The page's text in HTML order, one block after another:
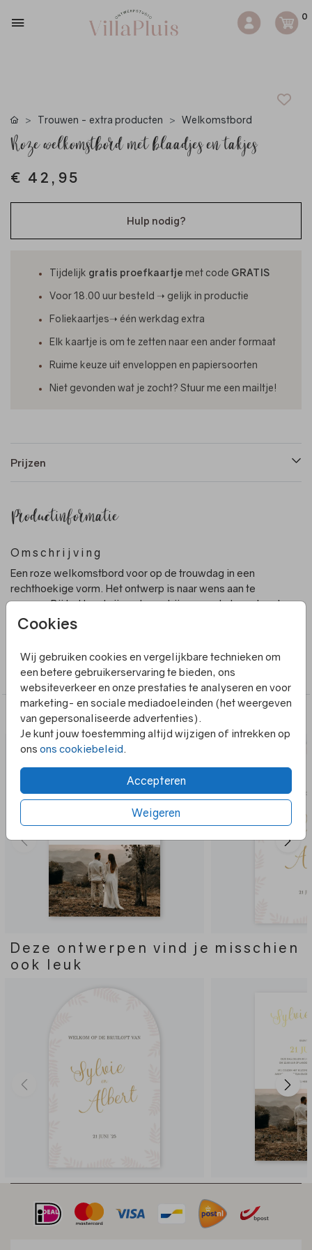
0
Cookies
Wij gebruiken cookies en vergelijkbare technieken om
een betere gebruikerservaring te bieden, ons
websiteverkeer en onze prestaties te analyseren en voor
marketing- en sociale mediadoeleinden (het weergeven
van gepersonaliseerde advertenties).
Je kunt jouw toestemming altijd wijzigen of intrekken op
ons ons cookiebeleid.
Accepteren
Weigeren
Trouwen - extra producten Welkomstbord
Roze welkomstbord met blaadjes en takjes
€ 42,95
Hulp nodig?
Tijdelijk gratis proefkaartje met code GRATIS
Voor 18.00 uur besteld ➝ gelijk in productie
Foliekaartjes➝ één werkdag extra
Elk kaartje is om te zetten naar een ander formaat
Ruime keuze uit enveloppen en papiersoorten
Niet gevonden wat je zocht? Stuur me een mailtje!
Prijzen
Productinformatie
Omschrijving
Een roze welkomstbord voor op de trouwdag in een
rechthoekige vorm. Het ontwerp is naar wens aan te
passen. Bij het bord zijn ook een bijpassende trouwkaart
en save the date kaart beschikbaar.
Collectie
Welkomstbord
Alles in dezelfde stijl
Deze ontwerpen vind je misschien
ook leuk